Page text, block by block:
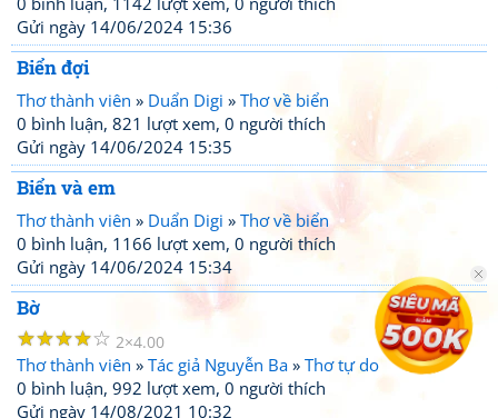
Gửi ngày 14/06/2024 15:36
Biển đợi
Thơ thành viên » Duẩn Digi » Thơ về biển
0 bình luận, 821 lượt xem, 0 người thích
Gửi ngày 14/06/2024 15:35
Biển và em
Thơ thành viên » Duẩn Digi » Thơ về biển
0 bình luận, 1166 lượt xem, 0 người thích
Gửi ngày 14/06/2024 15:34
Bờ
☆
☆
☆
☆
☆ 2 4.00
Thơ thành viên » Tác giả Nguyễn Ba » Thơ tự do
0 bình luận, 992 lượt xem, 0 người thích
Gửi ngày 14/08/2021 10:32